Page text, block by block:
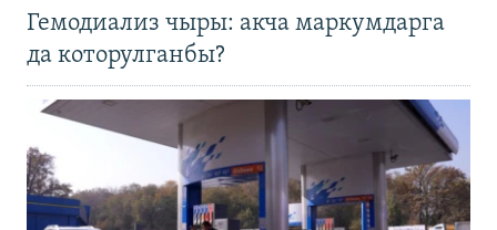
Гемодиализ чыры: акча маркумдарга
да которулганбы?